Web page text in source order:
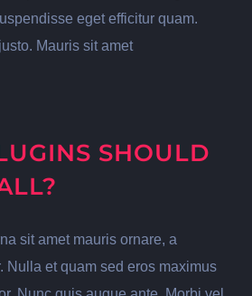
eget efficitur quam.
Mauris sit amet
SHOULD
sit amet mauris ornare, a
Nulla et quam sed eros maximus